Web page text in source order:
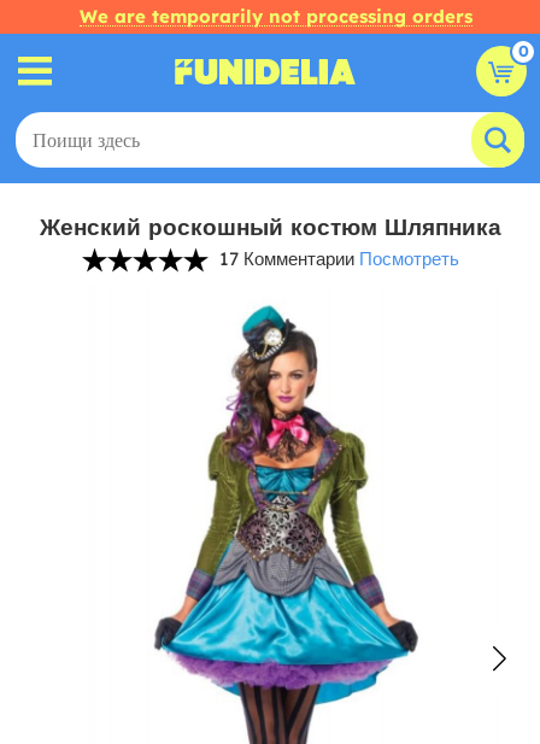
We are temporarily not processing orders
0
Женский роскошный костюм Шляпника
17 Комментарии Посмотреть